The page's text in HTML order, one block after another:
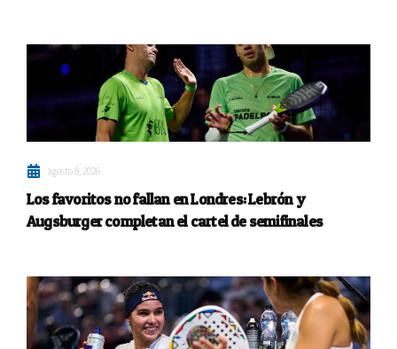
agosto 8, 2026
Los favoritos no fallan en Londres: Lebrón y
Augsburger completan el cartel de semifinales